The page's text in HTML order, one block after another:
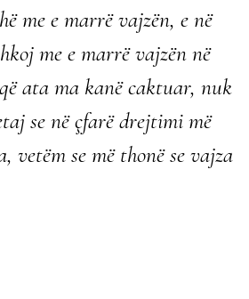
me e marrë vajzën, e në
me e marrë vajzën në
ata ma kanë caktuar, nuk
se në çfarë drejtimi më
vetëm se më thonë se vajza